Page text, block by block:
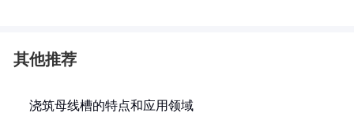
其他推荐
浇筑母线槽的特点和应用领域